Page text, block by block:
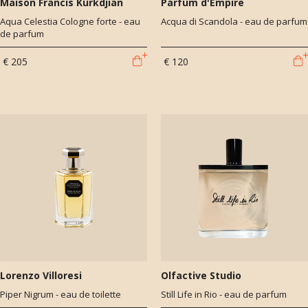
Aqua Celestia Cologne forte - eau
de parfum
€ 205
Acqua di Scandola - eau de parfum
€ 120
Lorenzo Villoresi
Piper Nigrum - eau de toilette
Olfactive Studio
Still Life in Rio - eau de parfum